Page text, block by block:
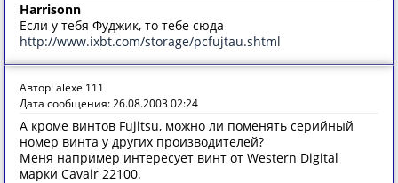
Harrisonn
Если у тебя Фуджик, то тебе сюда
http://www.ixbt.com/storage/pcfujtau.shtml
Автор: alexei111
Дата сообщения: 26.08.2003 02:24
А кроме винтов Fujitsu, можно ли поменять серийный
номер винта у других производителей?
Меня например интересует винт от Western Digital
марки Cavair 22100.